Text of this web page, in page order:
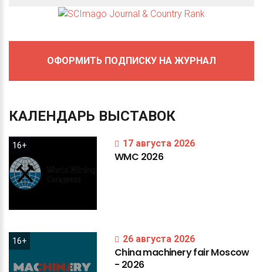
ОФОРМИТЬ ПОДПИСКУ НА ЖУРНАЛ
КАЛЕНДАРЬ ВЫСТАВОК
16+ 17 августа 2026
WMC 2026
16+ 26 августа 2026
ChinamachineryfairMoscow
- 2026